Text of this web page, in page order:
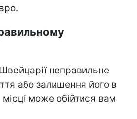
неправильне
або залишення його в
може обійтися вам